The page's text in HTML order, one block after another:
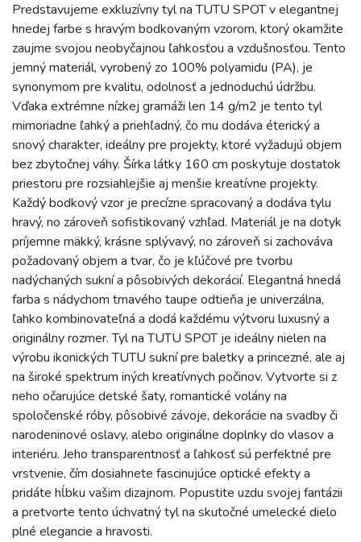
Predstavujeme exkluzívny tyl na TUTU SPOT v elegantnej
hnedej farbe s hravým bodkovaným vzorom, ktorý okamžite
zaujme svojou neobyčajnou ľahkosťou a vzdušnosťou. Tento
jemný materiál, vyrobený zo 100% polyamidu (PA), je
synonymom pre kvalitu, odolnosť a jednoduchú údržbu.
Vďaka extrémne nízkej gramáži len 14 g/m2 je tento tyl
mimoriadne ľahký a priehľadný, čo mu dodáva éterický a
snový charakter, ideálny pre projekty, ktoré vyžadujú objem
bez zbytočnej váhy. Šírka látky 160 cm poskytuje dostatok
priestoru pre rozsiahlejšie aj menšie kreatívne projekty.
Každý bodkový vzor je precízne spracovaný a dodáva tylu
hravý, no zároveň sofistikovaný vzhľad. Materiál je na dotyk
príjemne mäkký, krásne splývavý, no zároveň si zachováva
požadovaný objem a tvar, čo je kľúčové pre tvorbu
nadýchaných sukní a pôsobivých dekorácií. Elegantná hnedá
farba s nádychom tmavého taupe odtieňa je univerzálna,
ľahko kombinovateľná a dodá každému výtvoru luxusný a
originálny rozmer. Tyl na TUTU SPOT je ideálny nielen na
výrobu ikonických TUTU sukní pre baletky a princezné, ale aj
na široké spektrum iných kreatívnych počinov. Vytvorte si z
neho očarujúce detské šaty, romantické volány na
spoločenské róby, pôsobivé závoje, dekorácie na svadby či
narodeninové oslavy, alebo originálne doplnky do vlasov a
interiéru. Jeho transparentnosť a ľahkosť sú perfektné pre
vrstvenie, čím dosiahnete fascinujúce optické efekty a
pridáte hĺbku vašim dizajnom. Popustite uzdu svojej fantázii
a pretvorte tento úchvatný tyl na skutočné umelecké dielo
plné elegancie a hravosti.